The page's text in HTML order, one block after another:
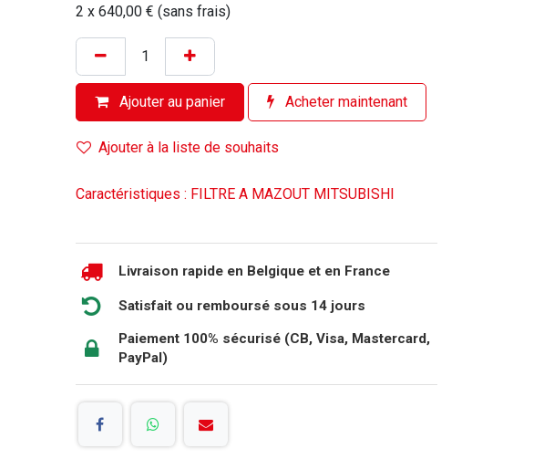
2 x 640,00 € (sans frais)
Ajouter au panier Acheter maintenant
Ajouter à la liste de souhaits
Caractéristiques : FILTRE A MAZOUT MITSUBISHI
Livraison rapide en Belgique et en France
Satisfait ou remboursé sous 14 jours
Paiement 100% sécurisé (CB, Visa, Mastercard,
PayPal)